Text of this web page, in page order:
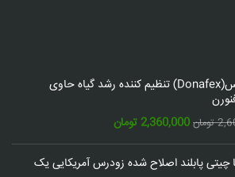
دونافکس(Donafex) تنظیم کننده رشد گیاه حاوی
تومان قیمت
اصلی:
2,600,000 تومان
2,360,000 تومانقیمت
فعلی:
2,360,000 تومان.
چیتی پابلند اصلاح شده زودرس آمریکایی یک